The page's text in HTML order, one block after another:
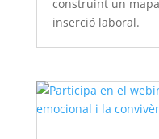
construint un
inserció laboral.